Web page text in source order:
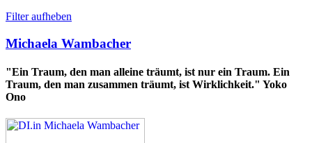
Filter aufheben
Michaela Wambacher
"Ein Traum, den man alleine träumt, ist nur ein Traum. Ein
Traum, den man zusammen träumt, ist Wirklichkeit." Yoko
Ono